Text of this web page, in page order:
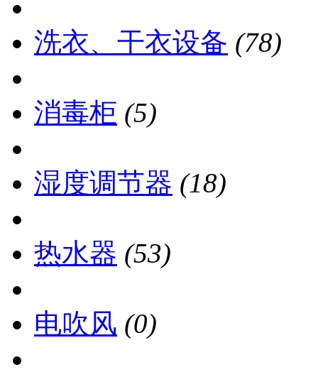
洗衣、干衣设备 (78)
消毒柜 (5)
湿度调节器 (18)
热水器 (53)
电吹风 (0)